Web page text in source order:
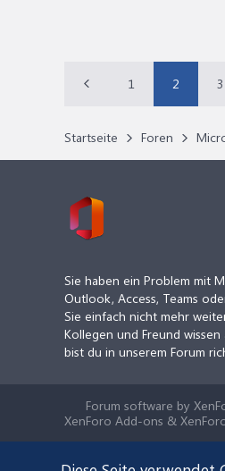
1 2 3
Startseite Foren
Sie haben ein Problem mit
Outlook, Access, Teams
Sie einfach nicht mehr
Kollegen und Freund wissen
bist du in unserem Forum
Forum software by
XenForo Add-ons &